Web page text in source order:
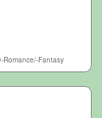
Romance/-Fantasy